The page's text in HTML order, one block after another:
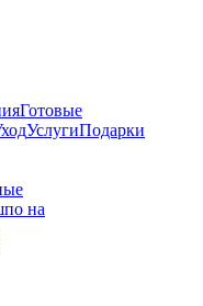
Готовые
УслугиПодарки
на